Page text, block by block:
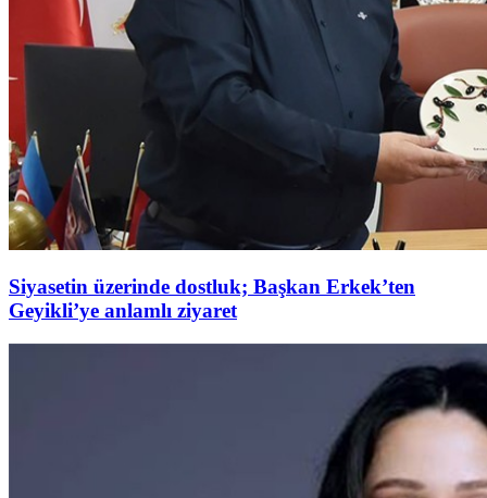
Siyasetin üzerinde dostluk; Başkan Erkek’ten
Geyikli’ye anlamlı ziyaret